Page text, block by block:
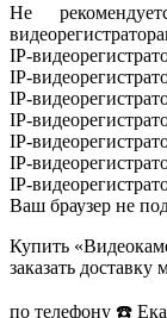
Не
IP-
IP-
IP-
IP-
IP-
IP-
IP-
Ваш браузер не
Купить
заказать
по телефону ☎️